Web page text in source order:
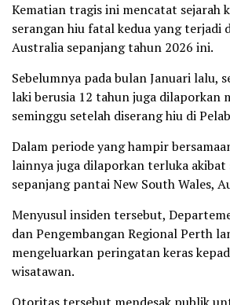
Kematian tragis ini mencatat sejarah
serangan hiu fatal kedua yang terjadi
Australia sepanjang tahun 2026 ini.
Sebelumnya pada bulan Januari lalu,
laki berusia 12 tahun juga dilaporkan
seminggu setelah diserang hiu di
Dalam periode yang hampir
lainnya juga dilaporkan terluka akibat
sepanjang pantai New South Wales,
Menyusul insiden tersebut,
dan Pengembangan Regional Perth
mengeluarkan peringatan keras
wisatawan.